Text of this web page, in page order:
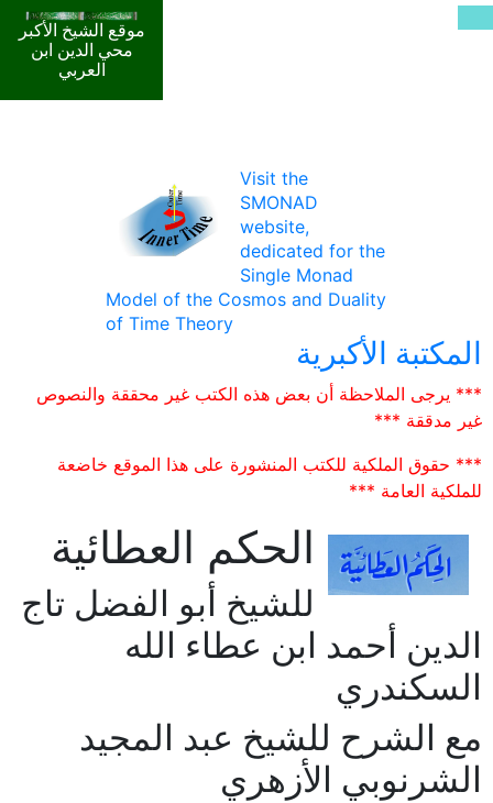
موقع الشيخ الأكبر
محي الدين ابن
العربي
Visit the
SMONAD
website,
dedicated for the
Single Monad
Model of the Cosmos and Duality
of Time Theory
المكتبة الأكبرية
*** يرجى الملاحظة أن بعض هذه الكتب غير محققة والنصوص
غير مدققة ***
*** حقوق الملكية للكتب المنشورة على هذا الموقع خاضعة
للملكية العامة ***
الحكم العطائية
للشيخ أبو الفضل تاج
الدين أحمد ابن عطاء الله
السكندري
مع الشرح للشيخ عبد المجيد
الشرنوبي الأزهري